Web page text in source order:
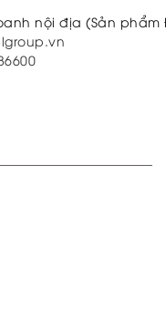
nội địa (Sản phẩm